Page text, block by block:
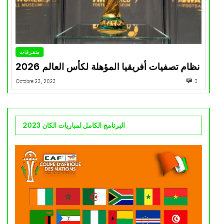
متفرقات
نظام تصفيات أفريقيا المؤهلة لكأس العالم 2026
Octobre 23, 2023 0
البرنامج الكامل لمباريات الكان 2023